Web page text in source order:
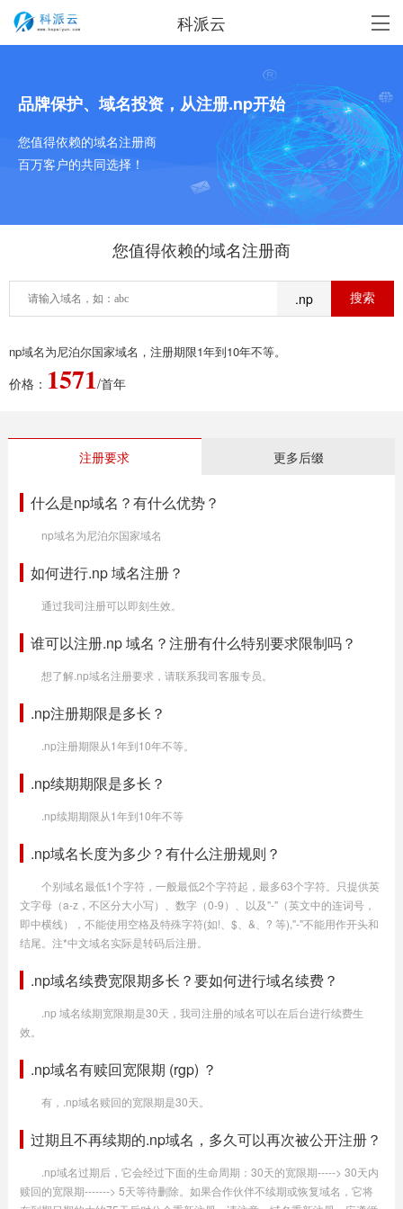
科派云
品牌保护、域名投资，从注册.np开始
您值得依赖的域名注册商
百万客户的共同选择！
您值得依赖的域名注册商
.np
np域名为尼泊尔国家域名，注册期限1年到10年不等。
价格： 1571/首年
注册要求 更多后缀
什么是np域名？有什么优势？
np域名为尼泊尔国家域名
如何进行.np 域名注册？
通过我司注册可以即刻生效。
谁可以注册.np 域名？注册有什么特别要求限制吗？
想了解.np域名注册要求，请联系我司客服专员。
.np注册期限是多长？
.np注册期限从1年到10年不等。
.np续期期限是多长？
.np续期期限从1年到10年不等
.np域名长度为多少？有什么注册规则？
个别域名最低1个字符，一般最低2个字符起，最多63个字符。只提供英
文字母（a-z，不区分大小写）、数字（0-9）、以及"-"（英文中的连词号，
即中横线），不能使用空格及特殊字符(如!、$、&、? 等),"-"不能用作开头和
结尾。注*中文域名实际是转码后注册。
.np域名续费宽限期多长？要如何进行域名续费？
.np 域名续期宽限期是30天，我司注册的域名可以在后台进行续费生
效。
.np域名有赎回宽限期 (rgp) ？
有，.np域名赎回的宽限期是30天。
过期且不再续期的.np域名，多久可以再次被公开注册？
.np域名过期后，它会经过下面的生命周期：30天的宽限期-----> 30天内
赎回的宽限期-------> 5天等待删除。如果合作伙伴不续期或恢复域名，它将